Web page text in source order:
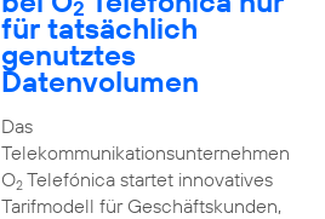
2
für tatsächlich
genutztes
Datenvolumen
Das
Telekommunikationsunternehmen
O2Telefónica startet innovatives
Tarifmodell für Geschäftskunden,